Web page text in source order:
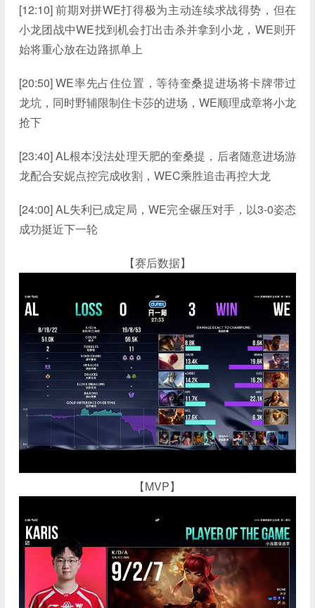
[12:10] 前期对拼WE打得极为主动连续求战得势，但在
小龙团战中WE找到机会打出击杀并拿到小龙，WE则开
始将重心放在边路抓单上
[20:50] WE率先占住位置，等待奎桑提进场将卡牌带过
龙坑，同时野辅限制住卡莎的进场，WE顺理成章将小龙
抢下
[23:40] AL根本没法处理天肥的奎桑提，后者随意进场游
龙配合安妮点控完成收割，WEC乘胜追击再控大龙
[24:00] AL失利已成定局，WE完全碾压对手，以3-0姿态
成功挺近下一轮
【赛后数据】
【MVP】